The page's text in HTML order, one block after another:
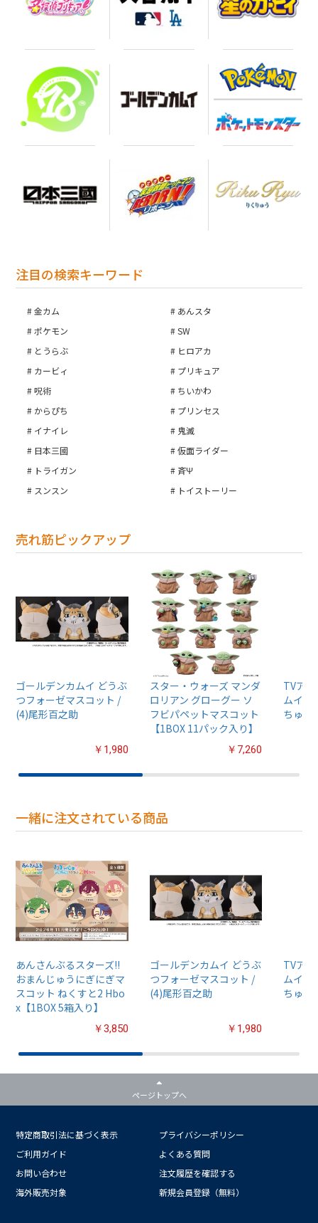
注目の検索キーワード
金カム
あんスタ
ポケモン
SW
とうらぶ
ヒロアカ
カービィ
プリキュア
呪術
ちいかわ
からぴち
プリンセス
イナイレ
鬼滅
日本三國
仮面ライダー
トライガン
斉Ψ
スンスン
トイストーリー
売れ筋ピックアップ
ゴールデンカムイ どうぶ
つフォーゼマスコット /
(4)尾形百之助
￥1,980
スター・ウォーズ マンダ
ロリアン グローグー ソ
フビパペットマスコット
【1BOX 11パック入り】
￥7,260
TVア
ムイ』
ちゅる
一緒に注文されている商品
あんさんぶるスターズ!!
おまんじゅうにぎにぎマ
スコット ねくすと2 Hbo
x【1BOX 5箱入り】
￥3,850
ゴールデンカムイ どうぶ
つフォーゼマスコット /
(4)尾形百之助
￥1,980
TVア
ムイ』
ちゅる
お買い物を続ける
カートへ進む
ページトップへ
特定商取引法に基づく表示
プライバシーポリシー
ご利用ガイド
よくある質問
お問い合わせ
注文履歴を確認する
海外販売対象
新規会員登録（無料）